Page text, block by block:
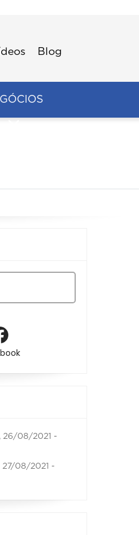
Blog
26/08/2021 -
27/08/2021 -